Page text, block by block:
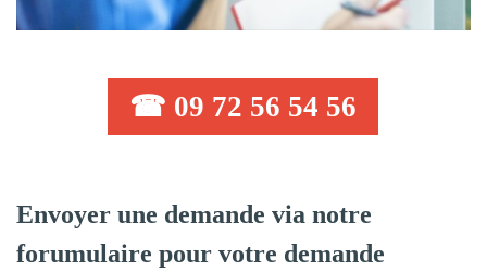
☎ 09 72 56 54 56
Envoyer une demande via notre
forumulaire pour votre demande